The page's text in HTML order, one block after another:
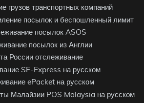
грузов транспортных компаний
посылок и беспошленный лимит
посылок ASOS
посылок из Англии
России отслеживание
SF-Express на русском
ePacket на русском
Малайзии POS Malaysia на русском